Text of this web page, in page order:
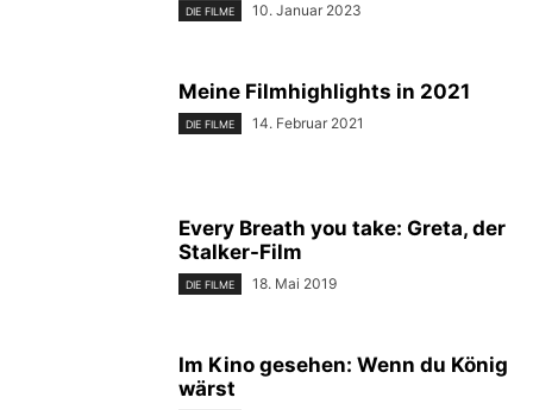
DIE FILME 10. Januar 2023
Meine Filmhighlights in 2021
DIE FILME 14. Februar 2021
Every Breath you take: Greta, der
Stalker-Film
DIE FILME 18. Mai 2019
Im Kino gesehen: Wenn du König
wärst